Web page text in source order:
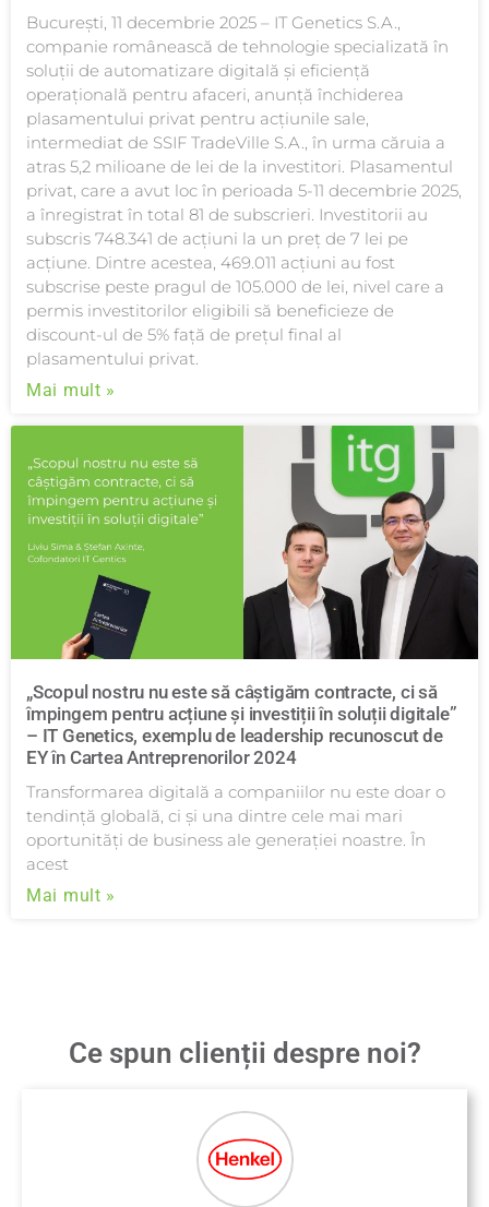
București, 11 decembrie 2025 – IT Genetics S.A.,
companie românească de tehnologie specializată în
soluții de automatizare digitală și eficiență
operațională pentru afaceri, anunță închiderea
plasamentului privat pentru acțiunile sale,
intermediat de SSIF TradeVille S.A., în urma căruia a
atras 5,2 milioane de lei de la investitori. Plasamentul
privat, care a avut loc în perioada 5-11 decembrie 2025,
a înregistrat în total 81 de subscrieri. Investitorii au
subscris 748.341 de acțiuni la un preț de 7 lei pe
acțiune. Dintre acestea, 469.011 acțiuni au fost
subscrise peste pragul de 105.000 de lei, nivel care a
permis investitorilor eligibili să beneficieze de
discount-ul de 5% față de prețul final al
plasamentului privat.
Mai mult »
„Scopul nostru nu este să câștigăm contracte, ci să
împingem pentru acțiune și investiții în soluții digitale”
– IT Genetics, exemplu de leadership recunoscut de
EY în Cartea Antreprenorilor 2024
Transformarea digitală a companiilor nu este doar o
tendință globală, ci și una dintre cele mai mari
oportunități de business ale generației noastre. În
acest
Mai mult »
Ce spun clienții despre noi?